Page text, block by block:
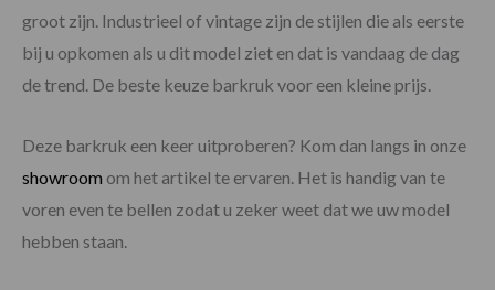
groot zijn. Industrieel of vintage zijn de stijlen die als eerste
bij u opkomen als u dit model ziet en dat is vandaag de dag
de trend. De beste keuze barkruk voor een kleine prijs.
Deze barkruk een keer uitproberen? Kom dan langs in onze
showroom om het artikel te ervaren. Het is handig van te
voren even te bellen zodat u zeker weet dat we uw model
hebben staan.